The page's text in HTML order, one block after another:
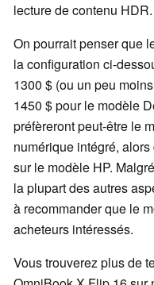
lecture de contenu HDR.
On pourrait penser que
la configuration ci-
1300 $ (ou un peu
1450 $ pour le modèle
préfèreront peut-être le
numérique intégré,
sur le modèle HP.
la plupart des autres
à recommander que le
acheteurs intéressés.
Vous trouverez plus de